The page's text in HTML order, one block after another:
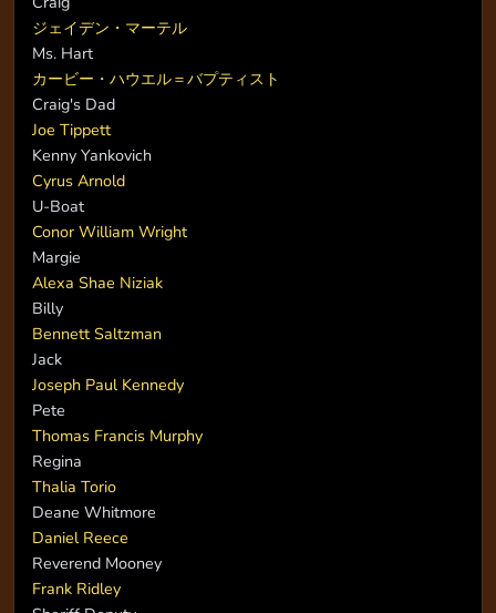
ジェイデン・マーテル
Ms. Hart
カービー・ハウエル＝バプティスト
Craig's Dad
Joe Tippett
Kenny Yankovich
Cyrus Arnold
U-Boat
Conor William Wright
Margie
Alexa Shae Niziak
Billy
Bennett Saltzman
Jack
Joseph Paul Kennedy
Pete
Thomas Francis Murphy
Regina
Thalia Torio
Deane Whitmore
Daniel Reece
Reverend Mooney
Frank Ridley